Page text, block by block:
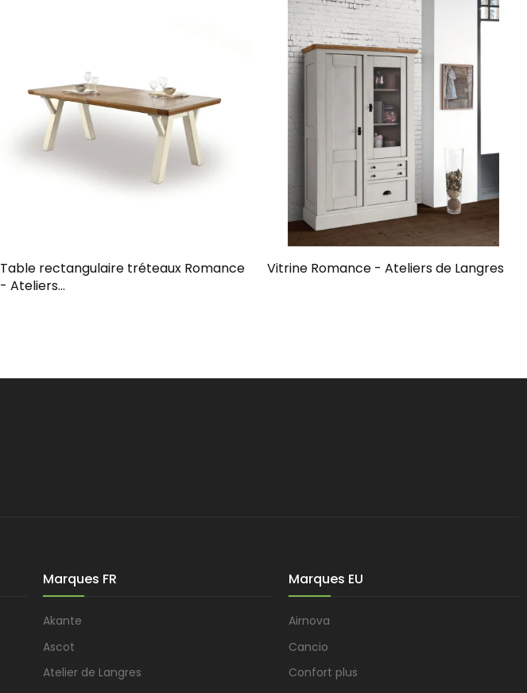
Table rectangulaire tréteaux Romance
- Ateliers...
Vitrine Romance - Ateliers de Langres
Marques FR
Akante
Ascot
Atelier de Langres
Marques EU
Airnova
Cancio
Confort plus